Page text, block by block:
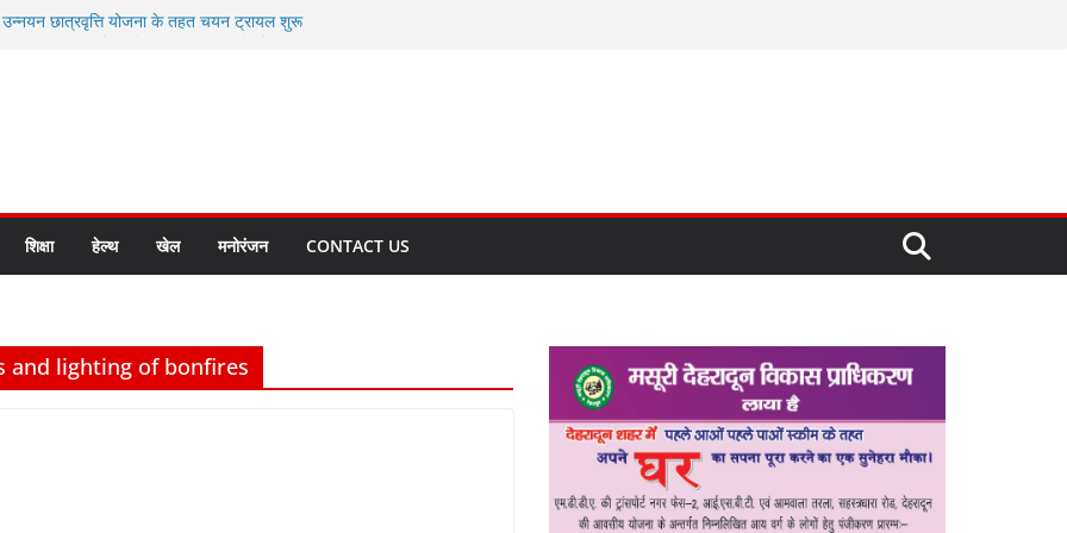
उन्नयन छात्रवृत्ति योजना के तहत चयन ट्रायल शुरू
के लिए अल्मोड़ा की गर्विता भाकुनी का
मित्र कैडेट्स का हुआ है चयन
सबसे बड़ी ताकत : मुख्यमंत्री पुष्कर सिंह धामी
बनाने के संकल्प को करना होगा साकार- मुख्यमंत्री
शिक्षा हेल्थ खेल मनोरंजन CONTACT US
lighting of bonfires